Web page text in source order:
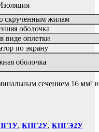
скрученным жилам
оболочка
виде оплетки
по экрану
оболочка
сечением 16 мм²
, КПГ2У, КПГЭ2У